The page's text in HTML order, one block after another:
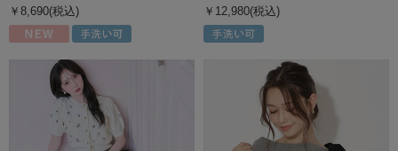
￥8,690(税込)
￥12,980(税込)